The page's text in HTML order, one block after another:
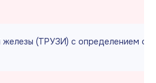
(ТРУЗИ) с определением